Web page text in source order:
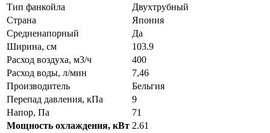
Тип фанкойла
Двухтрубный
Страна
Япония
Средненапорный
Да
Ширина, см
103.9
Расход воздуха, м3/ч
400
Расход воды, л/мин
7,46
Производитель
Бельгия
Перепад давления, кПа
9
Напор, Па
71
Мощность охлаждения, кВт 2.61